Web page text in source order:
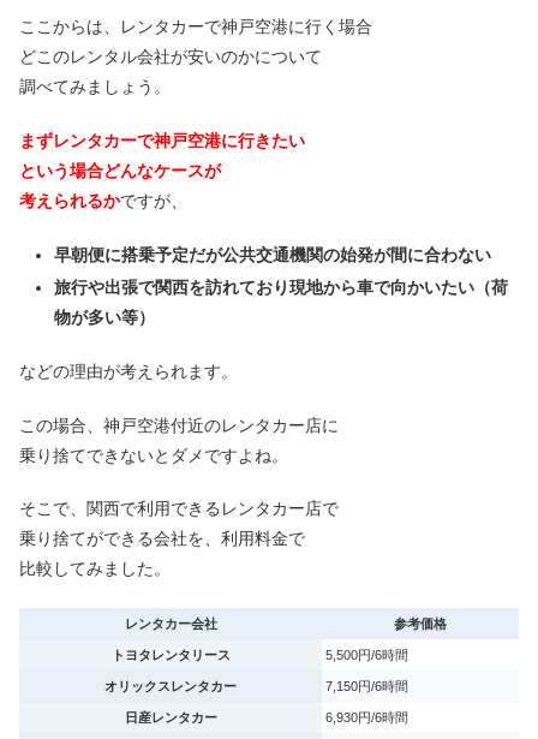
ここからは、レンタカーで神戸空港に行く場合
どこのレンタル会社が安いのかについて
調べてみましょう。
まずレンタカーで神戸空港に行きたい
という場合どんなケースが
考えられるかですが、
早朝便に搭乗予定だが公共交通機関の始発が間に合わない
旅行や出張で関西を訪れており現地から車で向かいたい（荷
物が多い等）
などの理由が考えられます。
この場合、神戸空港付近のレンタカー店に
乗り捨てできないとダメですよね。
そこで、関西で利用できるレンタカー店で
乗り捨てができる会社を、利用料金で
比較してみました。
レンタカー会社 参考価格
トヨタレンタリース 5,500円/6時間
オリックスレンタカー 7,150円/6時間
日産レンタカー 6,930円/6時間